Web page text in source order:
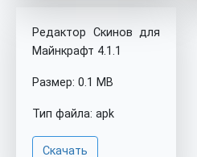
Редактор Скинов для
Майнкрафт 4.1.1
Размер: 0.1 MB
Тип файла: apk
Скачать